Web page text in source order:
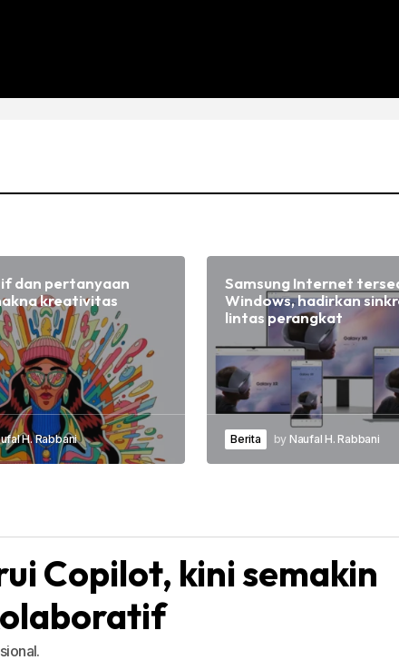
dan pertanyaan
kreativitas
H. Rabbani
Samsung Internet
Windows, hadirkan
lintas perangkat
Berita by Naufal H. Rabbani
Copilot, kini semakin